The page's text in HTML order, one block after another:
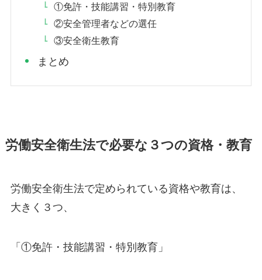
①免許・技能講習・特別教育
②安全管理者などの選任
③安全衛生教育
まとめ
労働安全衛生法で必要な３つの資格・教育
労働安全衛生法で定められている資格や教育は、
大きく３つ、
「①免許・技能講習・特別教育」